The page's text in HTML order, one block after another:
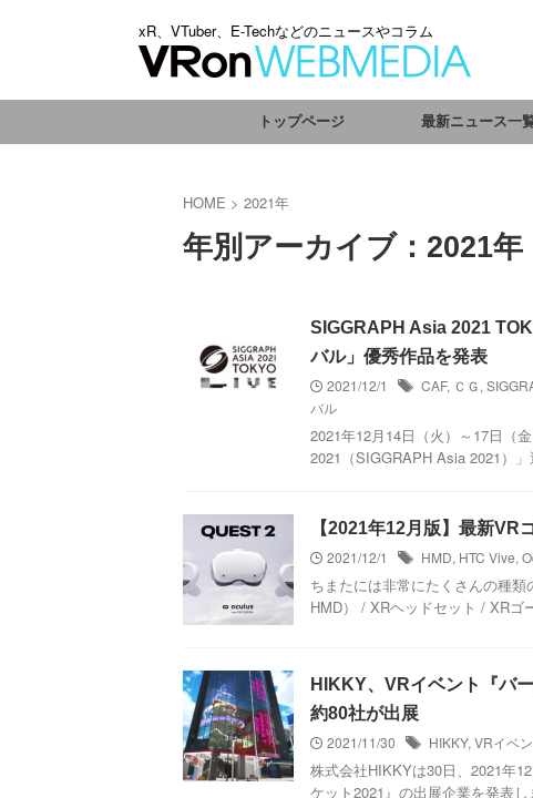
xR、VTuber、E-Techなどのニュースやコラム
トップページ 最新ニュース一
HOME > 2021年
年別アーカイブ：2021年
SIGGRAPH Asia 2021
バル」優秀作品を発表
2021/12/1
CAF, ＣＧ,
バル
2021年12月14日（火）～17日（
2021（SIGGRAPH Asia 2021）
【2021年12月版】最新VR
2021/12/1
HMD, HTC Vive,
ちまたには非常にたくさんの種
HMD） / XRヘッドセット / XRゴ
HIKKY、VRイベント『バ
約80社が出展
2021/11/30
HIKKY, VRイベ
株式会社HIKKYは30日、2021年
ケット2021』の出展企業を発表